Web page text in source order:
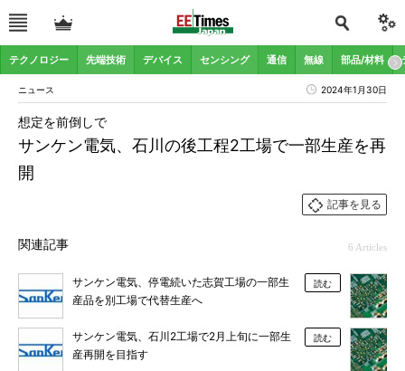
テクノロジー 先端技術 デバイス センシング 通信 無線 部品/材料
ニュース 2024年1月30日
サンケン電気、石川の後工程2工場で一部生産を再
開
想定を前倒しで
記事を見る
関連記事 6 Articles
サンケン電気、停電続いた志賀工場の一部生
産品を別工場で代替生産へ
読む
サンケン電気、石川2工場で2月上旬に一部生
産再開を目指す
読む